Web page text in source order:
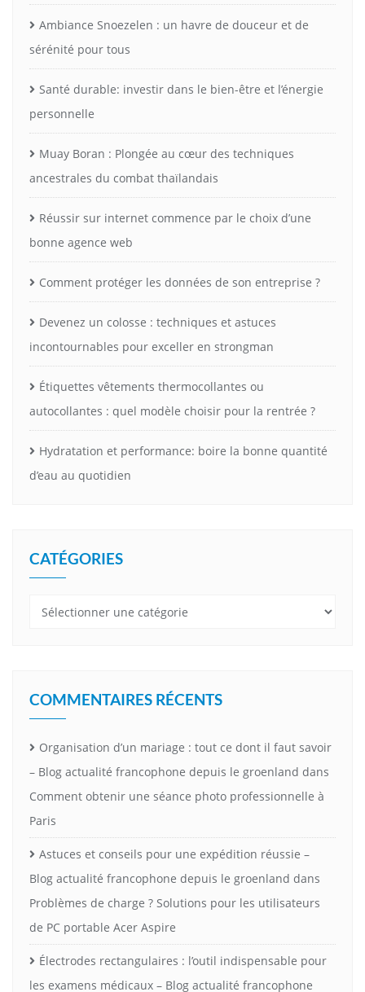
Ambiance Snoezelen : un havre de douceur et de
sérénité pour tous
Santé durable: investir dans le bien-être et l’énergie
personnelle
Muay Boran : Plongée au cœur des techniques
ancestrales du combat thaïlandais
Réussir sur internet commence par le choix d’une
bonne agence web
Comment protéger les données de son entreprise ?
Devenez un colosse : techniques et astuces
incontournables pour exceller en strongman
Étiquettes vêtements thermocollantes ou
autocollantes : quel modèle choisir pour la rentrée ?
Hydratation et performance: boire la bonne quantité
d’eau au quotidien
CATÉGORIES
Catégories
COMMENTAIRES RÉCENTS
Organisation d’un mariage : tout ce dont il faut savoir
– Blog actualité francophone depuis le groenland dans
Comment obtenir une séance photo professionnelle à
Paris
Astuces et conseils pour une expédition réussie –
Blog actualité francophone depuis le groenland dans
Problèmes de charge ? Solutions pour les utilisateurs
de PC portable Acer Aspire
Électrodes rectangulaires : l’outil indispensable pour
les examens médicaux – Blog actualité francophone